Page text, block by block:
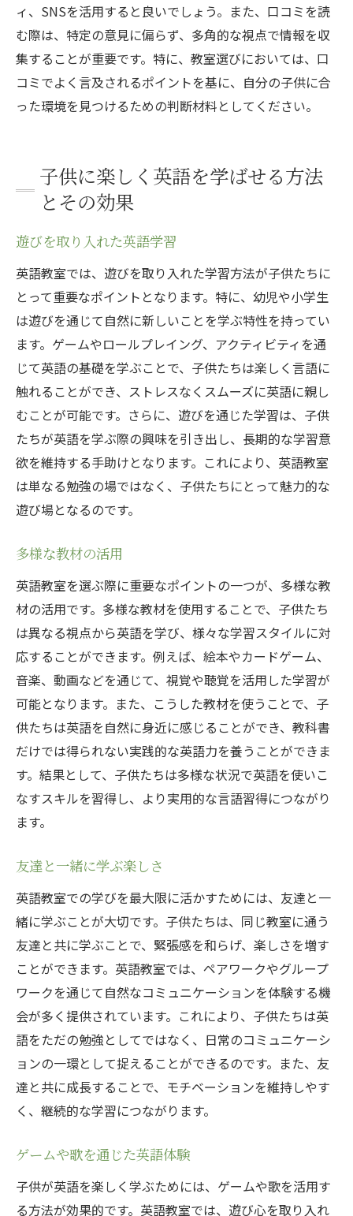
ィ、SNSを活用すると良いでしょう。また、口コミを読
む際は、特定の意見に偏らず、多角的な視点で情報を収
集することが重要です。特に、教室選びにおいては、口
コミでよく言及されるポイントを基に、自分の子供に合
った環境を見つけるための判断材料としてください。
子供に楽しく英語を学ばせる方法
とその効果
遊びを取り入れた英語学習
英語教室では、遊びを取り入れた学習方法が子供たちに
とって重要なポイントとなります。特に、幼児や小学生
は遊びを通じて自然に新しいことを学ぶ特性を持ってい
ます。ゲームやロールプレイング、アクティビティを通
じて英語の基礎を学ぶことで、子供たちは楽しく言語に
触れることができ、ストレスなくスムーズに英語に親し
むことが可能です。さらに、遊びを通じた学習は、子供
たちが英語を学ぶ際の興味を引き出し、長期的な学習意
欲を維持する手助けとなります。これにより、英語教室
は単なる勉強の場ではなく、子供たちにとって魅力的な
遊び場となるのです。
多様な教材の活用
英語教室を選ぶ際に重要なポイントの一つが、多様な教
材の活用です。多様な教材を使用することで、子供たち
は異なる視点から英語を学び、様々な学習スタイルに対
応することができます。例えば、絵本やカードゲーム、
音楽、動画などを通じて、視覚や聴覚を活用した学習が
可能となります。また、こうした教材を使うことで、子
供たちは英語を自然に身近に感じることができ、教科書
だけでは得られない実践的な英語力を養うことができま
す。結果として、子供たちは多様な状況で英語を使いこ
なすスキルを習得し、より実用的な言語習得につながり
ます。
友達と一緒に学ぶ楽しさ
英語教室での学びを最大限に活かすためには、友達と一
緒に学ぶことが大切です。子供たちは、同じ教室に通う
友達と共に学ぶことで、緊張感を和らげ、楽しさを増す
ことができます。英語教室では、ペアワークやグループ
ワークを通じて自然なコミュニケーションを体験する機
会が多く提供されています。これにより、子供たちは英
語をただの勉強としてではなく、日常のコミュニケーシ
ョンの一環として捉えることができるのです。また、友
達と共に成長することで、モチベーションを維持しやす
く、継続的な学習につながります。
ゲームや歌を通じた英語体験
子供が英語を楽しく学ぶためには、ゲームや歌を活用す
る方法が効果的です。英語教室では、遊び心を取り入れ